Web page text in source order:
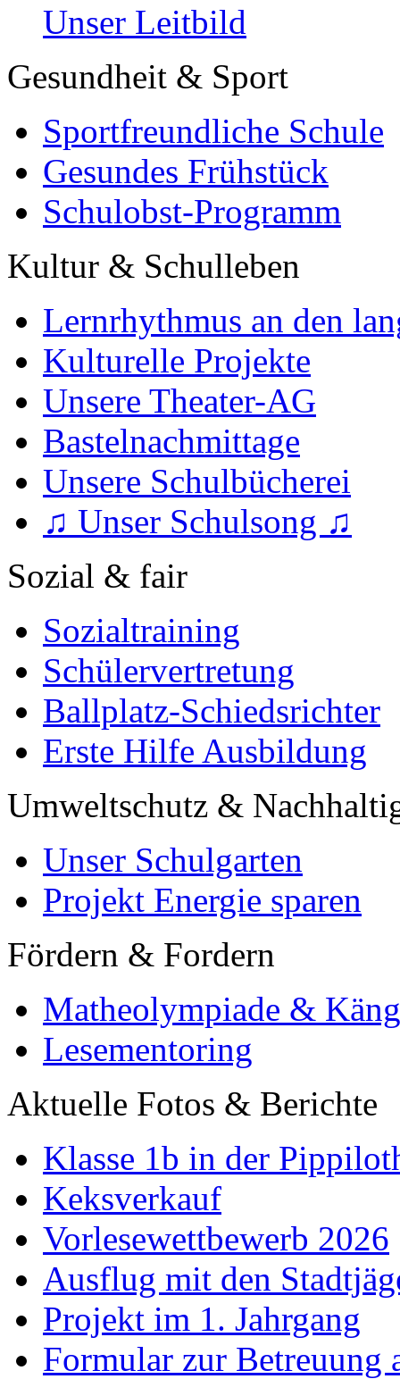
Unser Leitbild
Gesundheit & Sport
Sportfreundliche Schule
Gesundes Frühstück
Schulobst-Programm
Kultur & Schulleben
Lernrhythmus an den
Kulturelle Projekte
Unsere Theater-AG
Bastelnachmittage
Unsere Schulbücherei
♫ Unser Schulsong ♫
Sozial & fair
Sozialtraining
Schülervertretung
Ballplatz-Schiedsrichter
Erste Hilfe Ausbildung
Umweltschutz &
Unser Schulgarten
Projekt Energie sparen
Fördern & Fordern
Matheolympiade &
Lesementoring
Aktuelle Fotos & Berichte
Klasse 1b in der
Keksverkauf
Vorlesewettbewerb 2026
Ausflug mit den
Projekt im 1. Jahrgang
Formular zur Betreuung